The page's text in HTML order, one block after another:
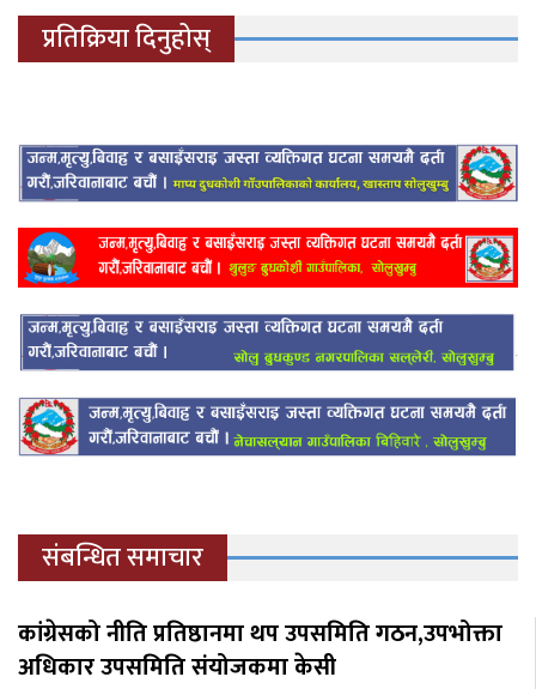
प्रतिक्रिया दिनुहोस्
संबन्धित समाचार
कांग्रेसको नीति प्रतिष्ठानमा थप उपसमिति गठन,उपभोक्ता
अधिकार उपसमिति संयोजकमा केसी